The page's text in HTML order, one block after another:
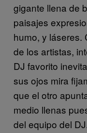
gigante llena de
paisajes
humo, y láseres.
de los artistas,
DJ favorito
sus ojos mira
que el otro
medio llenas
del equipo del